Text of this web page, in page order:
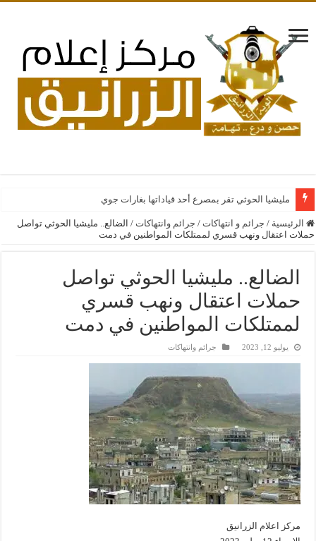
مليشيا الحوثي تقر بمصرع أحد قياداتها بغارات جوية سعودية على فص
الرئيسية / جرائم و انتهاكات / جرائم وانتهاكات / الضالع.. مليشيا الحوثي تواصل
حملات اعتقال ونهب قسري لممتلكات المواطنين في دمت
الضالع.. مليشيا الحوثي تواصل
حملات اعتقال ونهب قسري
لممتلكات المواطنين في دمت
يوليو 12, 2023 جرائم وانتهاكات
مركز اعلام الزرانيق